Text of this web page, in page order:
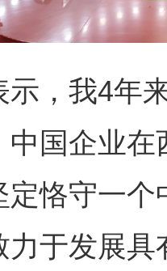
我4年来
中国企业
定恪守一
力于发展